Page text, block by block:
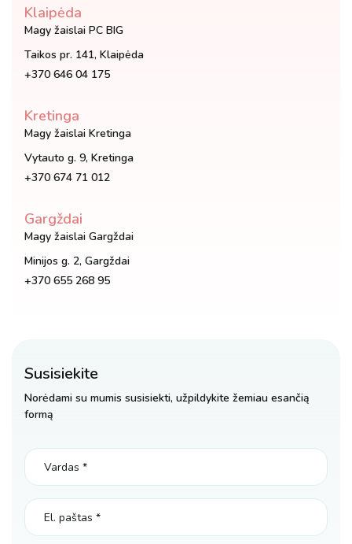
Klaipėda
Magy žaislai PC BIG
Taikos pr. 141, Klaipėda
+370 646 04 175
Kretinga
Magy žaislai Kretinga
Vytauto g. 9, Kretinga
+370 674 71 012
Gargždai
Magy žaislai Gargždai
Minijos g. 2, Gargždai
+370 655 268 95
Susisiekite
Norėdami su mumis susisiekti, užpildykite žemiau esančią
formą